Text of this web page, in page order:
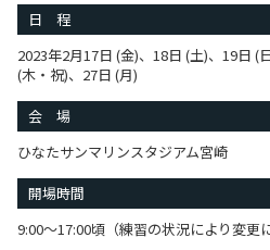
日 程
2023年2月17日 (金)、18日 (土)、19日 (
(木・祝)、27日 (月)
会 場
ひなたサンマリンスタジアム宮崎
開場時間
9:00～17:00頃（練習の状況により変更